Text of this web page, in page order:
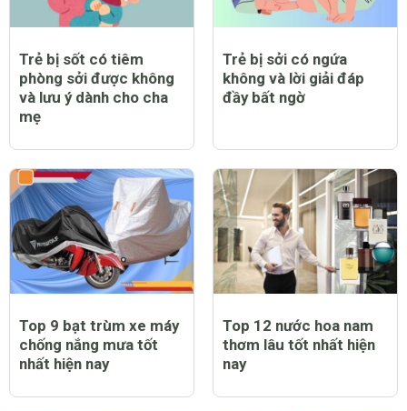
Trẻ bị sốt có tiêm
phòng sởi được không
và lưu ý dành cho cha
mẹ
Trẻ bị sởi có ngứa
không và lời giải đáp
đầy bất ngờ
Top 9 bạt trùm xe máy
chống nắng mưa tốt
nhất hiện nay
Top 12 nước hoa nam
thơm lâu tốt nhất hiện
nay